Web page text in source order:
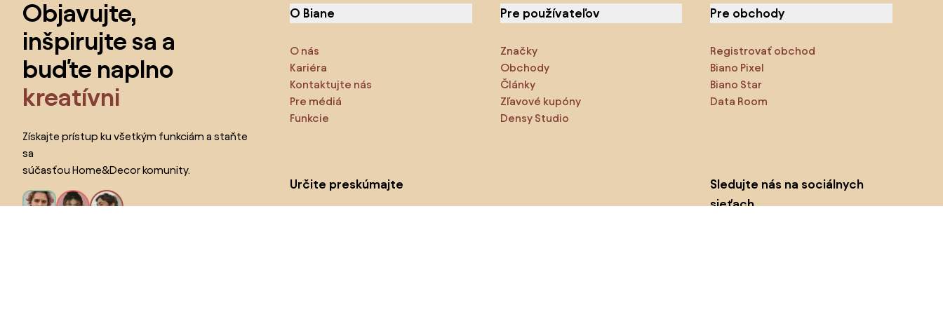
Objavujte,
inšpirujte sa a
buďte naplno
kreatívni
Získajte prístup ku všetkým funkciám a staňte
sa
súčasťou Home&Decor komunity.
O Biane
O nás
Kariéra
Kontaktujte nás
Pre médiá
Funkcie
Pre používateľov
Značky
Obchody
Články
Zľavové kupóny
Densy Studio
Pre obchody
Registrovať obchod
Biano Pixel
Biano Star
Data Room
Určite preskúmajte
Sledujte nás na sociálnych
sieťach